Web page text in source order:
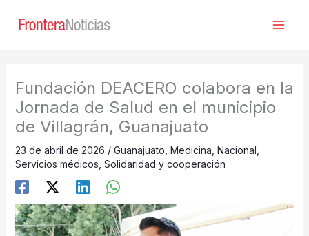
Fundación DEACERO colabora en la
Jornada de Salud en el municipio
de Villagrán, Guanajuato
23 de abril de 2026 / Guanajuato Medicina Nacional
Servicios médicos Solidaridad y cooperación